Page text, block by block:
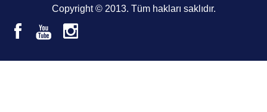
Copyright © 2013. Tüm hakları saklıdır.